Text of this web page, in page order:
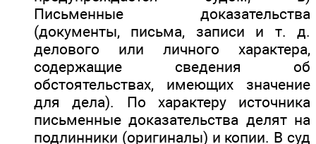
Письменные доказательства
(документы, письма, записи и т. д.
делового или личного характера,
содержащие сведения об
обстоятельствах, имеющих значение
для дела). По характеру источника
письменные доказательства делят на
подлинники (оригиналы) и копии. В суд